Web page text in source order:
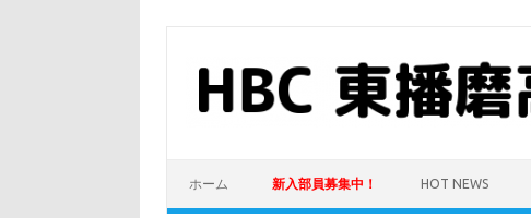
ホーム 新入部員募集中！ HOT NEWS